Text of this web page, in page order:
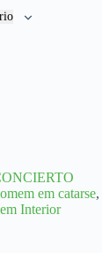
em catarse,
Interior